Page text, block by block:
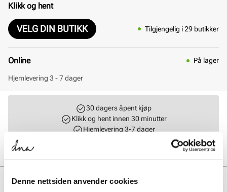
Denne nettsiden anvender cookies
Klikk og hent
VELG DIN BUTIKK Tilgjengelig i 29 butikker
Online På lager
Hjemlevering 3 - 7 dager
30 dagers åpent kjøp
Klikk og hent innen 30 minutter
Hjemlevering 3-7 dager
BESKRIVELSE